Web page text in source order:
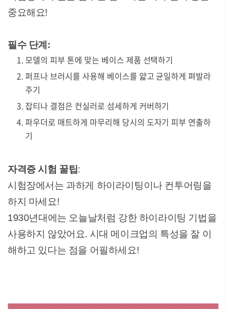
중요해요!
필수 단계:
모델의 피부 톤에 맞는 베이스 제품 선택하기
퍼프나 브러시를 사용해 베이스를 얇고 균일하게 펴발라
주기
잡티나 결점은 컨실러로 섬세하게 커버하기
파우더로 매트하게 마무리해 당시의 도자기 피부 연출하
기
자격증 시험 꿀팁:
시험장에서는 과하게 하이라이팅이나 컨투어링을
하지 마세요!
1930년대에는 오늘날처럼 강한 하이라이팅 기법을
사용하지 않았어요. 시대 메이크업의 특성을 잘 이
해하고 있다는 점을 어필하세요!